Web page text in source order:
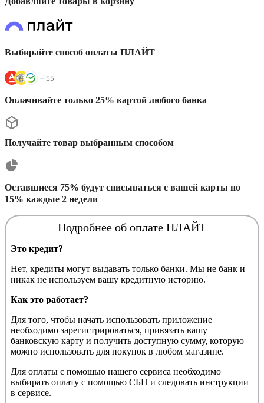
Выбирайте способ оплаты ПЛАЙТ
Оплачивайте только 25% картой любого банка
Получайте товар выбранным способом
Оставшиеся 75% будут списываться с вашей карты по
15% каждые 2 недели
Подробнее об оплате ПЛАЙТ
Это кредит?
Нет, кредиты могут выдавать только банки. Мы не банк и
никак не используем вашу кредитную историю.
Как это работает?
Для того, чтобы начать использовать приложение
необходимо зарегистрироваться, привязать вашу
банковскую карту и получить доступную сумму, которую
можно использовать для покупок в любом магазине.
Для оплаты с помощью нашего сервиса необходимо
выбирать оплату с помощью СБП и следовать инструкции
в сервисе.